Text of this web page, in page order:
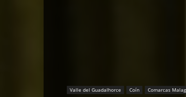
Valle del Guadalhorce Coín Comarcas